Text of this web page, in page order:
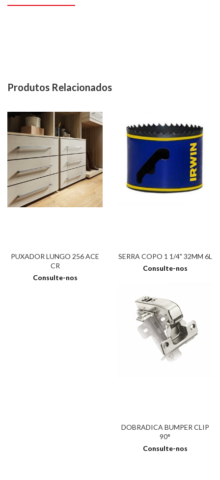
Produtos Relacionados
PUXADOR LUNGO 256 ACE
CR
Consulte-nos
SERRA COPO 1 1/4" 32MM 6L
Consulte-nos
DOBRADICA BUMPER CLIP
90°
Consulte-nos